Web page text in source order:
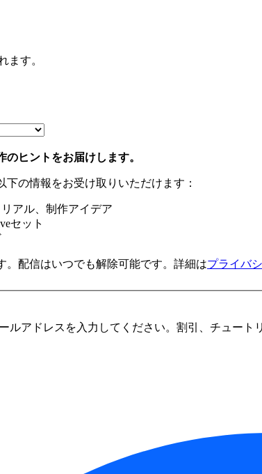
ます。
ヒントをお届けします。
の情報をお受け取りいただけます：
アル、制作アイデア
セット
。配信はいつでも解除可能です。詳細はプライバ
ルアドレスを入力してください。割引、チュー